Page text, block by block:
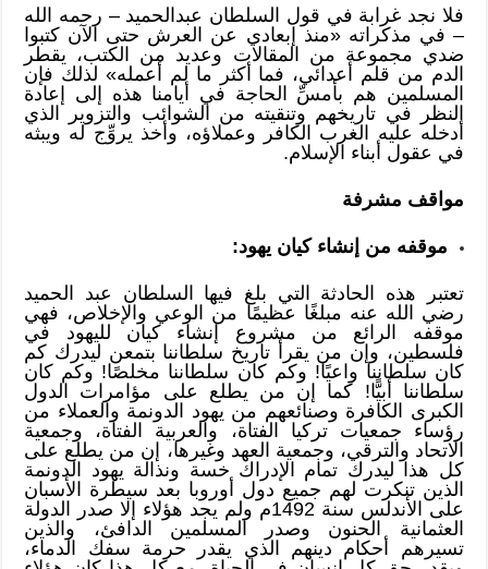
فلا نجد غرابة في قول السلطان عبدالحميد – رحمه الله
– في مذكراته «منذ إبعادي عن العرش حتى الآن كتبوا
ضدي مجموعة من المقالات وعديد من الكتب، يقطر
الدم من قلم أعدائي، فما أكثر ما لم أعمله» لذلك فإن
المسلمين هم بأمسِّ الحاجة في أيامنا هذه إلى إعادة
النظر في تاريخهم وتنقيته من الشوائب والتزوير الذي
أدخله عليه الغرب الكافر وعملاؤه، وأخذ يروِّج له ويبثه
في عقول أبناء الإسلام.
مواقف مشرفة
موقفه من إنشاء كيان يهود:
تعتبر هذه الحادثة التي بلغ فيها السلطان عبد الحميد
رضي الله عنه مبلغًا عظيمًا من الوعي والإخلاص، فهي
موقفه الرائع من مشروع إنشاء كيان لليهود في
فلسطين، وإن من يقرأ تاريخ سلطاننا بتمعن ليدرك كم
كان سلطاننا واعيًا! وكم كان سلطاننا مخلصًا! وكم كان
سلطاننا أبيًّا! كما إن من يطلع على مؤامرات الدول
الكبرى الكافرة وصنائعهم من يهود الدونمة والعملاء من
رؤساء جمعيات تركيا الفتاة، والعربية الفتاة، وجمعية
الاتحاد والترقي، وجمعية العهد وغيرها، إن من يطلع على
كل هذا ليدرك تمام الإدراك خسة ونذالة يهود الدونمة
الذين تنكرت لهم جميع دول أوروبا بعد سيطرة الأسبان
على الأندلس سنة 1492م ولم يجد هؤلاء إلا صدر الدولة
العثمانية الحنون وصدر المسلمين الدافئ، والذين
تسيرهم أحكام دينهم الذي يقدر حرمة سفك الدماء،